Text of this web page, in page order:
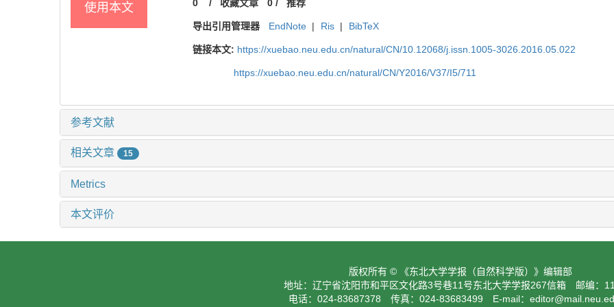
使用本文 0 / 收藏文章 0/ 推荐
导出引用管理器 EndNote | Ris | BibTeX
链接本文: https://xuebao.neu.edu.cn/natural/CN/10.12068/j.issn.1005-3026.2016.05.022
https://xuebao.neu.edu.cn/natural/CN/Y2016/V37/I5/711
参考文献
相关文章 15
Metrics
本文评价
版权所有 © 《东北大学学报（自然科学版）》编辑部
地址：辽宁省沈阳市和平区文化路3号巷11号东北大学学报267信箱 邮编：
电话：024-83687378 传真：024-83683499 E-mail：